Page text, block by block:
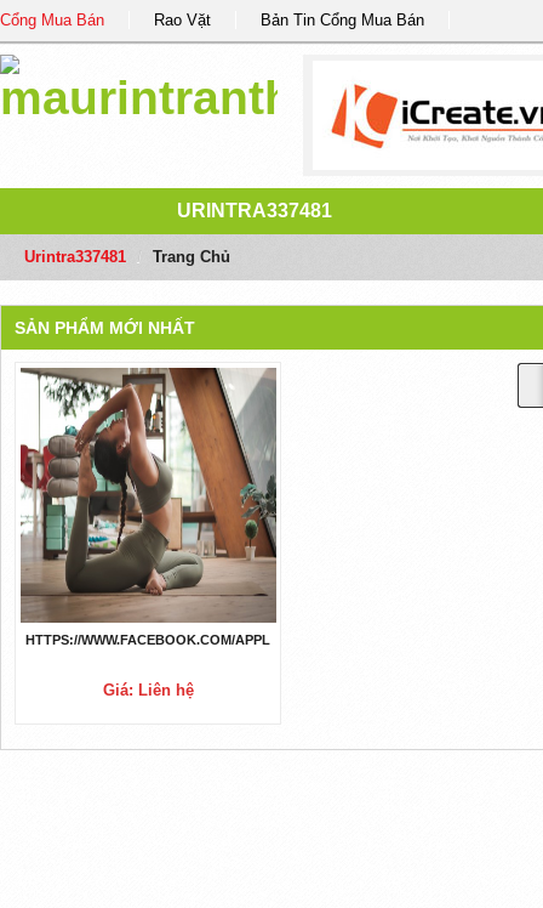
Cổng Mua Bán Rao Vặt Bản Tin Cổng Mua Bán
URINTRA337481
Urintra337481 Trang Chủ
SẢN PHẨM MỚI NHẤT
HTTPS://WWW.FACEBOOK.COM/APPLEKETOGUMMIESSOUTHAFRICA/
Giá: Liên hệ